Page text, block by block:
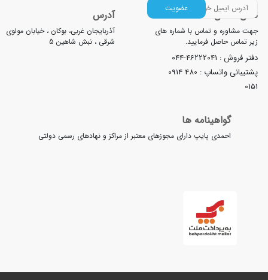
عضویت
تماس
مشاوره و تماس با شماره های
تماس حاصل فرمایید.
فروش : 044-46222041
واتساپ :0914 480
آدرس
آذربایجان غربی، بوکان ، خیابان مولوی
شرقی ، نبش شاهین 5
گواهینامه ها
احمدی پایپ دارای مجوزهای معتبر از مراکز و نهادهای رسمی دولتی